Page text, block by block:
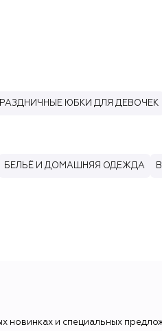
ЮБКИ ДЛЯ ДЕВОЧЕК
БЕЛЬЁ И ДОМАШНЯЯ ОДЕЖДА
новинках и специальных